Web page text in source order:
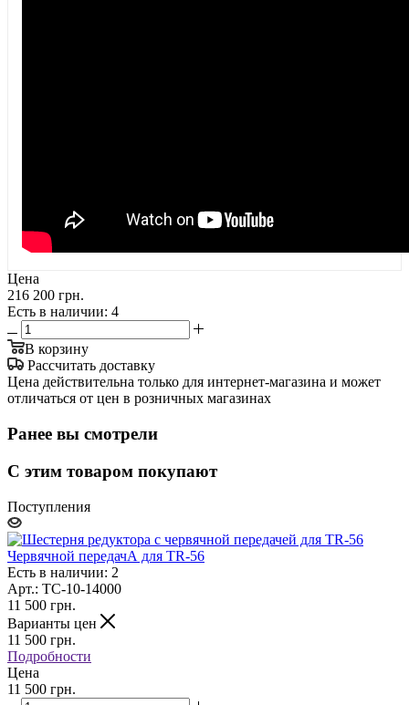
Цена
216 200 грн.
Есть в наличии: 4
В корзину
Рассчитать доставку
Цена действительна только для интернет-магазина и может
отличаться от цен в розничных магазинах
Ранее вы смотрели
С этим товаром покупают
Поступления
Червячной передачА для TR-56
Есть в наличии: 2
Арт.: TC-10-14000
11 500 грн.
Варианты цен
11 500 грн.
Подробности
Цена
11 500 грн.